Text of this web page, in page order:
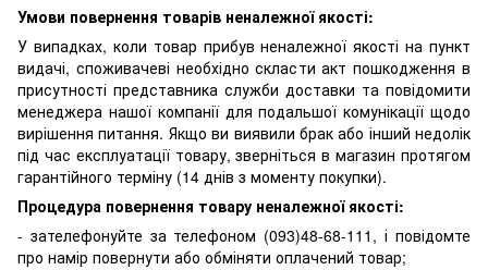
Умови повернення товарів неналежної якості:
У випадках, коли товар прибув неналежної якості на пункт
видачі, споживачеві необхідно скласти акт пошкодження в
присутності представника служби доставки та повідомити
менеджера нашої компанії для подальшої комунікації щодо
вирішення питання. Якщо ви виявили брак або інший недолік
під час експлуатації товару, зверніться в магазин протягом
гарантійного терміну (14 днів з моменту покупки).
Процедура повернення товару неналежної якості:
- зателефонуйте за телефоном (093)48-68-111, і повідомте
про намір повернути або обміняти оплачений товар;